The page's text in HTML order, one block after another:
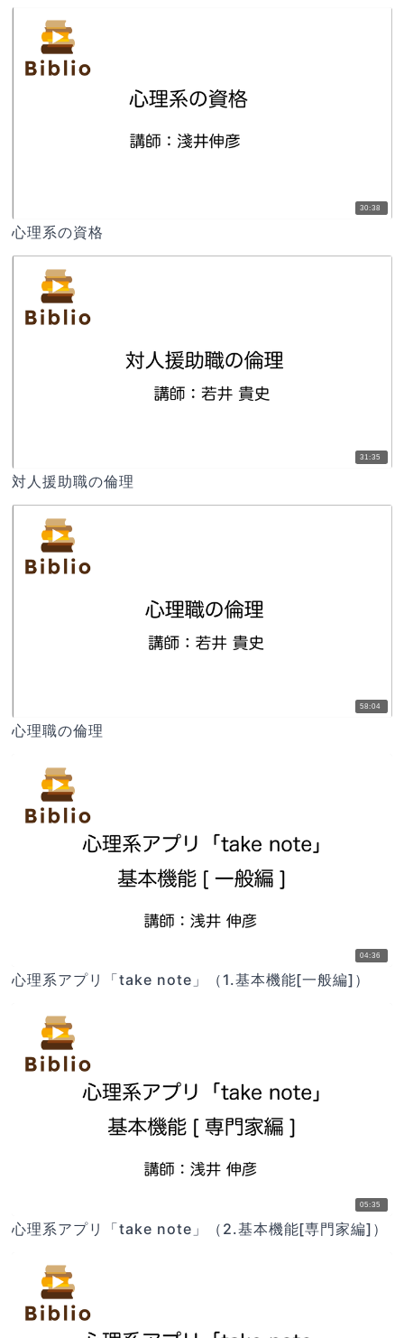
30:38
心理系の資格
31:35
対人援助職の倫理
58:04
心理職の倫理
04:36
心理系アプリ「take note」（1.基本機能[一般編]）
05:35
心理系アプリ「take note」（2.基本機能[専門家編]）